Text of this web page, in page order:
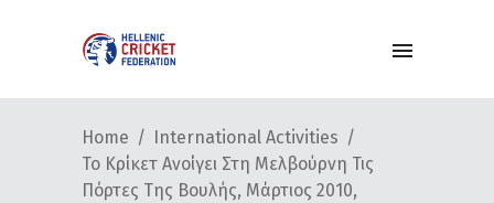
Home
International Activities
Το Κρίκετ Ανοίγει Στη Μελβούρνη Τις
Πόρτες Της Βουλής, Μάρτιος 2010,